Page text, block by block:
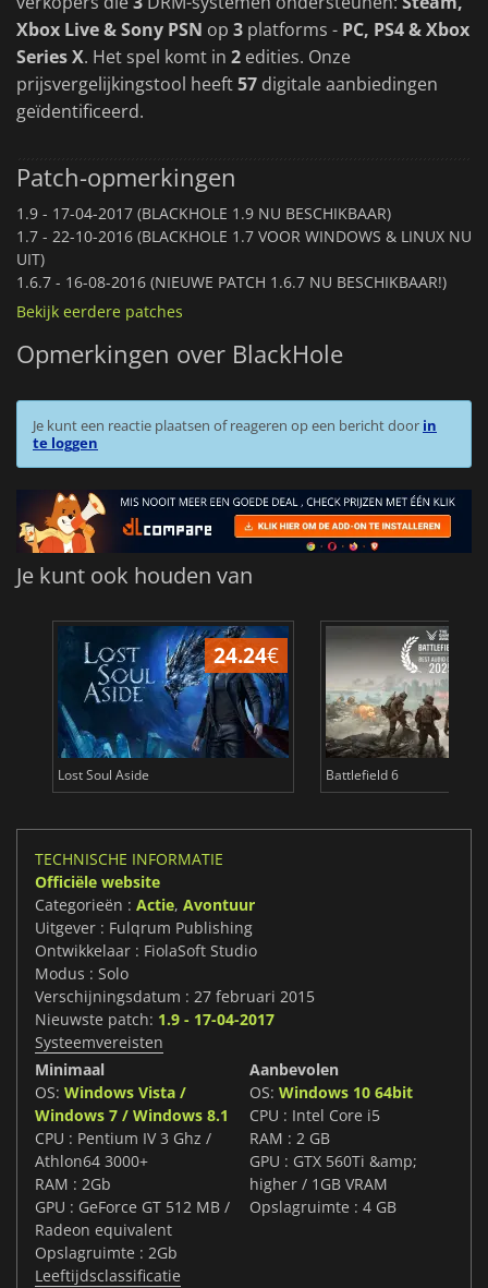
Xbox Live & Sony PSN op 3 platforms - PC, PS4 & Xbox
Series X. Het spel komt in 2 edities. Onze
prijsvergelijkingstool heeft57 digitale aanbiedingen
geïdentificeerd.
Patch-opmerkingen
1.9 - 17-04-2017 (BLACKHOLE 1.9 NU BESCHIKBAAR)
1.7 - 22-10-2016 (BLACKHOLE 1.7 VOOR WINDOWS & LINUX NU
UIT)
1.6.7 - 16-08-2016 (NIEUWE PATCH 1.6.7 NU BESCHIKBAAR!)
Bekijk eerdere patches
Opmerkingen over BlackHole
Je kunt een reactie plaatsen of reageren op een bericht door in
te loggen
Je kunt ook houden van
24.24€
Lost Soul Aside Battlefield 6
TECHNISCHE INFORMATIE
Officiële website
Categorieën : Actie, Avontuur
Uitgever : Fulqrum Publishing
Ontwikkelaar : FiolaSoft Studio
Modus : Solo
Verschijningsdatum : 27 februari 2015
Nieuwste patch: 1.9 - 17-04-2017
Systeemvereisten
Minimaal
OS: Windows Vista /
Windows 7 / Windows 8.1
CPU : Pentium IV 3 Ghz /
Athlon64 3000+
RAM : 2Gb
GPU : GeForce GT 512 MB /
Radeon equivalent
Opslagruimte : 2Gb
Aanbevolen
OS: Windows 10 64bit
CPU : Intel Core i5
RAM : 2 GB
GPU : GTX 560Ti &amp;
higher / 1GB VRAM
Opslagruimte : 4 GB
Leeftijdsclassificatie